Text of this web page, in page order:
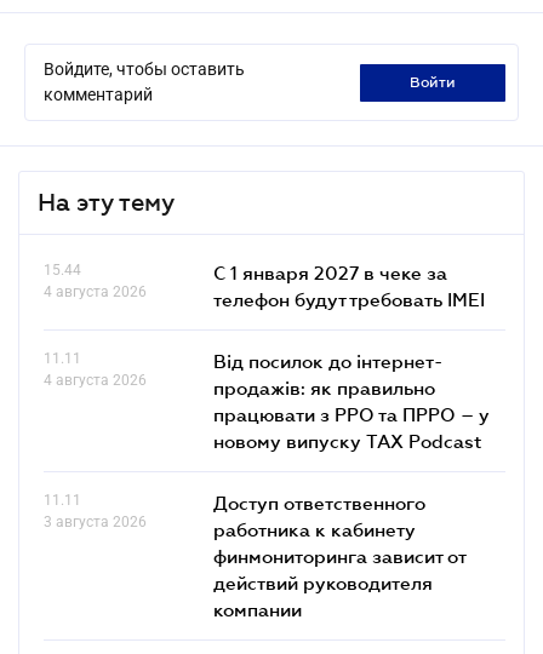
Войдите, чтобы оставить
комментарий
войти
На эту тему
15.44
4 августа 2026
С 1 января 2027 в чеке за
телефон будут требовать IMEI
11.11
4 августа 2026
Від посилок до інтернет-
продажів: як правильно
працювати з РРО та ПРРО – у
новому випуску TAX Podcast
11.11
3 августа 2026
Доступ ответственного
работника к кабинету
финмониторинга зависит от
действий руководителя
компании